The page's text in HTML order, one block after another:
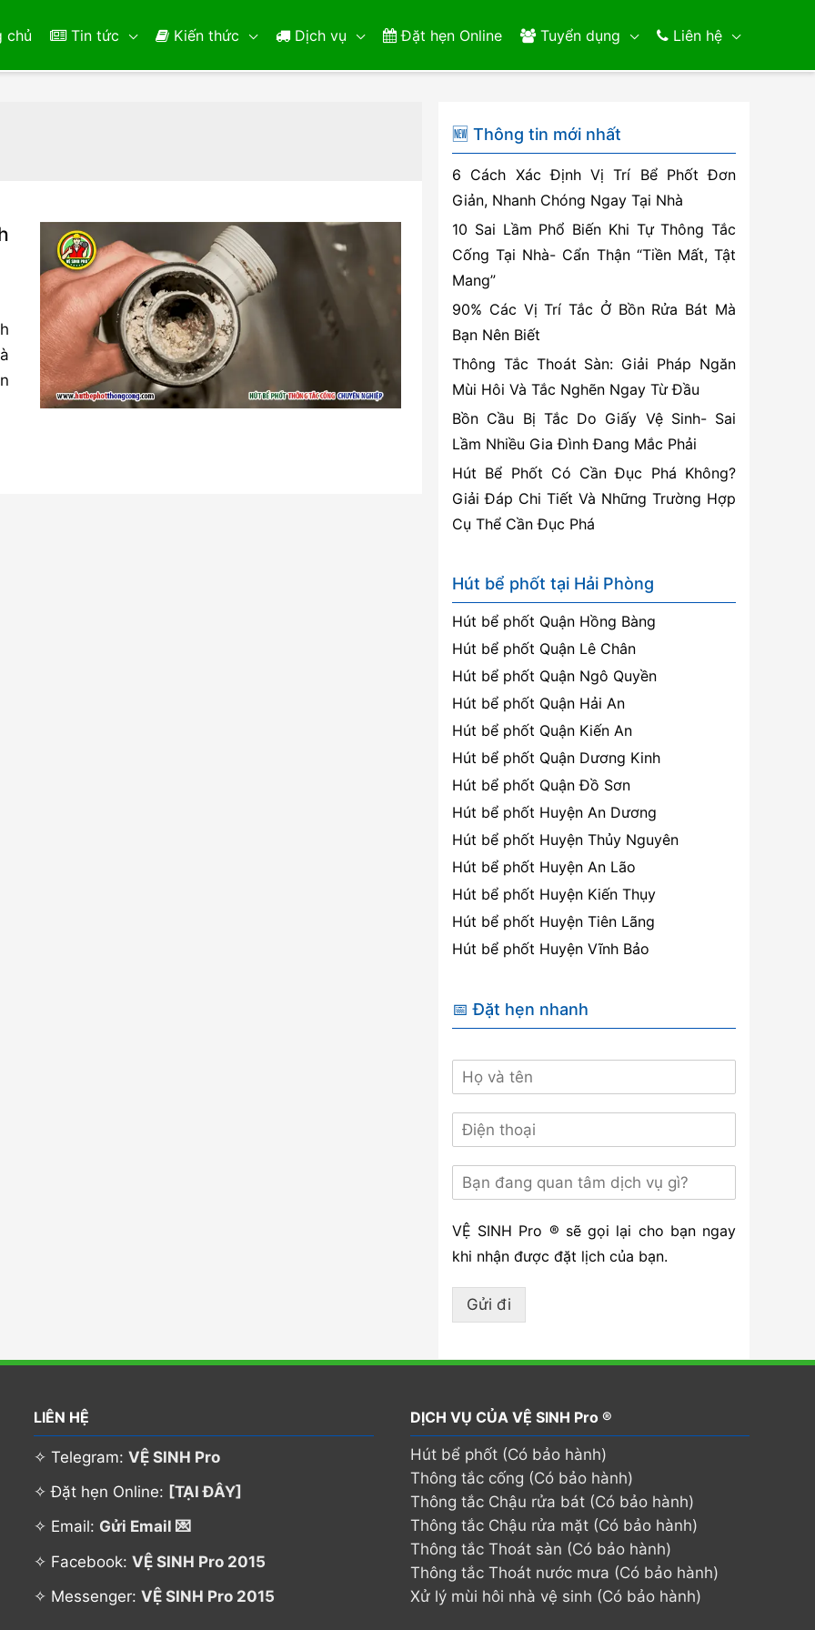
chủ Tin tức Kiến thức Dịch vụ Đặt hẹn Online Tuyển dụng Liên hệ
🆕 Thông tin mới nhất
6 Cách Xác Định Vị Trí Bể Phốt Đơn
Giản, Nhanh Chóng Ngay Tại Nhà
10 Sai Lầm Phổ Biến Khi Tự Thông Tắc
Cống Tại Nhà- Cẩn Thận “Tiền Mất, Tật
Mang”
90% Các Vị Trí Tắc Ở Bồn Rửa Bát Mà
Bạn Nên Biết
Thông Tắc Thoát Sàn: Giải Pháp Ngăn
Mùi Hôi Và Tắc Nghẽn Ngay Từ Đầu
Bồn Cầu Bị Tắc Do Giấy Vệ Sinh- Sai
Lầm Nhiều Gia Đình Đang Mắc Phải
Hút Bể Phốt Có Cần Đục Phá Không?
Giải Đáp Chi Tiết Và Những Trường Hợp
Cụ Thể Cần Đục Phá
Hút bể phốt tại Hải Phòng
Hút bể phốt Quận Hồng Bàng
Hút bể phốt Quận Lê Chân
Hút bể phốt Quận Ngô Quyền
Hút bể phốt Quận Hải An
Hút bể phốt Quận Kiến An
Hút bể phốt Quận Dương Kinh
Hút bể phốt Quận Đồ Sơn
Hút bể phốt Huyện An Dương
Hút bể phốt Huyện Thủy Nguyên
Hút bể phốt Huyện An Lão
Hút bể phốt Huyện Kiến Thụy
Hút bể phốt Huyện Tiên Lãng
Hút bể phốt Huyện Vĩnh Bảo
📅 Đặt hẹn nhanh
VỆ SINH Pro ® sẽ gọi lại cho bạn ngay
khi nhận được đặt lịch của bạn.
Gửi đi
LIÊN HỆ
✧ Telegram:VỆ SINH Pro
✧ Đặt hẹn Online: [TẠI ĐÂY]
✧ Email: Gửi Email 💌
✧ Facebook:VỆ SINH Pro 2015
✧ Messenger:VỆ SINH Pro 2015
DỊCH VỤ CỦA VỆ SINH Pro ®
Hút bể phốt (Có bảo hành)
Thông tắc cống (Có bảo hành)
Thông tắc Chậu rửa bát (Có bảo hành)
Thông tắc Chậu rửa mặt (Có bảo hành)
Thông tắc Thoát sàn (Có bảo hành)
Thông tắc Thoát nước mưa (Có bảo hành)
Xử lý mùi hôi nhà vệ sinh (Có bảo hành)